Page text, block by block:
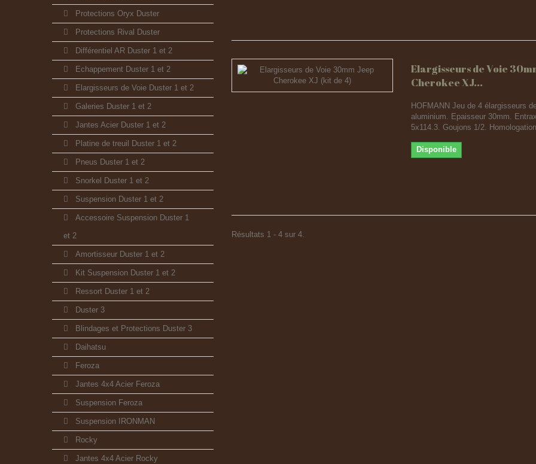
Protections Oryx Duster
Protections Rival Duster
Différentiel AR Duster 1 et 2
Echappement Duster 1 et 2
Elargisseurs de Voie Duster 1 et 2
Galeries Duster 1 et 2
Jantes Acier Duster 1 et 2
Platine de treuil Duster 1 et 2
Pneus Duster 1 et 2
Snorkel Duster 1 et 2
Suspension Duster 1 et 2
Accessoire Suspension Duster 1
et 2
Amortisseur Duster 1 et 2
Kit Suspension Duster 1 et 2
Ressort Duster 1 et 2
Duster 3
Blindages et Protections Duster 3
Daihatsu
Feroza
Jantes 4x4 Acier Feroza
Suspension Feroza
Suspension IRONMAN
Rocky
Jantes 4x4 Acier Rocky
Elargisseurs de Voie
Cherokee XJ...
HOFMANN Jeu de 4 élargisseurs
aluminium. Epaisseur 30mm.
5x114.3. Goujons 1/2.
Disponible
Résultats 1 - 4 sur 4.